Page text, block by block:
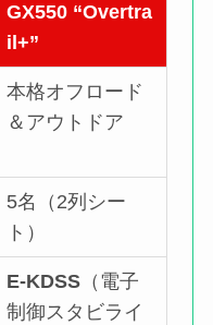
GX550 “Overtra
il+”
本格オフロード
＆アウトドア
5名（2列シー
ト）
E-KDSS（電子
制御スタビライ